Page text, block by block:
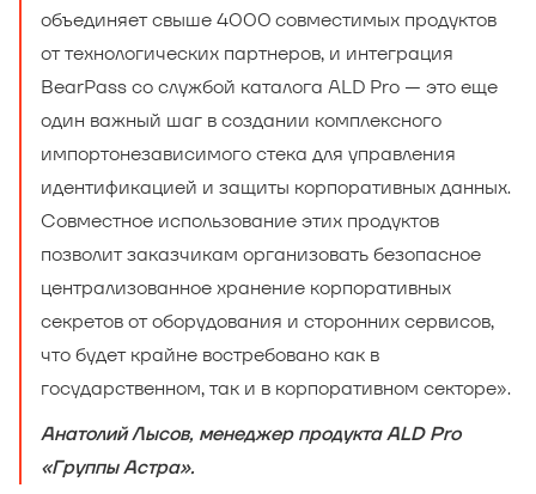
объединяет свыше 4000 совместимых продуктов
от технологических партнеров, и интеграция
BearPass со службой каталога ALD Pro — это еще
один важный шаг в создании комплексного
импортонезависимого стека для управления
идентификацией и защиты корпоративных данных.
Совместное использование этих продуктов
позволит заказчикам организовать безопасное
централизованное хранение корпоративных
секретов от оборудования и сторонних сервисов,
что будет крайне востребовано как в
государственном, так и в корпоративном секторе».
Анатолий Лысов, менеджер продукта ALD Pro
«Группы Астра».